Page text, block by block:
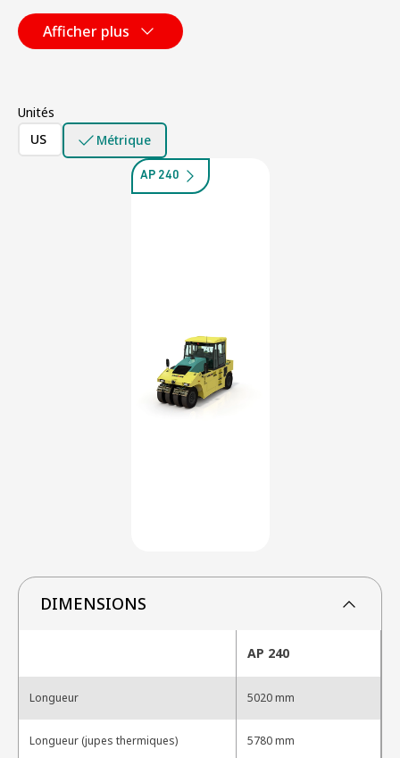
Afficher plus
Unités
US
Métrique
AP 240
DIMENSIONS
AP 240
Longueur 5020 mm
Longueur (jupes thermiques) 5780 mm